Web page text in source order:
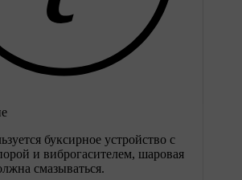
буксирное устройство с
и виброгасителем, шаровая
смазываться.